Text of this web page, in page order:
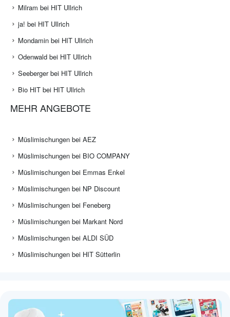
Milram bei HIT Ullrich
ja! bei HIT Ullrich
Mondamin bei HIT Ullrich
Odenwald bei HIT Ullrich
Seeberger bei HIT Ullrich
Bio HIT bei HIT Ullrich
MEHR ANGEBOTE
Müslimischungen bei AEZ
Müslimischungen bei BIO COMPANY
Müslimischungen bei Emmas Enkel
Müslimischungen bei NP Discount
Müslimischungen bei Feneberg
Müslimischungen bei Markant Nord
Müslimischungen bei ALDI SÜD
Müslimischungen bei HIT Sütterlin